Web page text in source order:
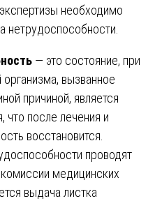
необходимо
нетрудоспособности.
— это состояние, при
вызванное
причиной, является
после лечения и
восстановится.
проводят
медицинских
выдача листка